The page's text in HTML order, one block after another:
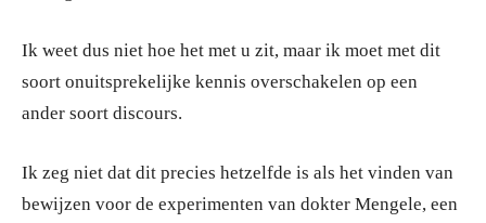
Ik weet dus niet hoe het met u zit, maar ik moet met dit
soort onuitsprekelijke kennis overschakelen op een
ander soort discours.
Ik zeg niet dat dit precies hetzelfde is als het vinden van
bewijzen voor de experimenten van dokter Mengele, een